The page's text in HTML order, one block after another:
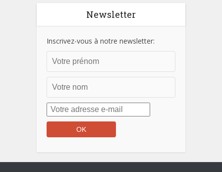
Newsletter
Inscrivez-vous à notre newsletter: